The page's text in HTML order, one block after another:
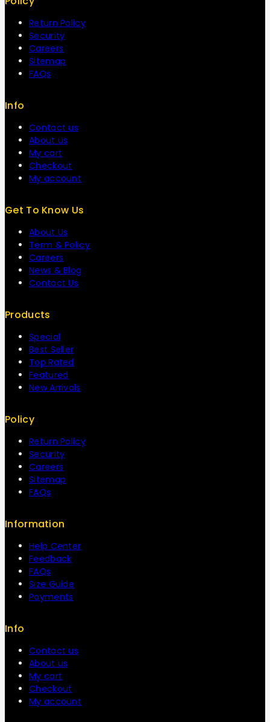
Return Policy
Security
Careers
Sitemap
FAQs
Info
Contact us
About us
My cart
Checkout
My account
Get To Know Us
About Us
Term & Policy
Careers
News & Blog
Contact Us
Products
Special
Best Seller
Top Rated
Featured
New Arrivals
Policy
Return Policy
Security
Careers
Sitemap
FAQs
Information
Help Center
Feedback
FAQs
Size Guide
Payments
Info
Contact us
About us
My cart
Checkout
My account